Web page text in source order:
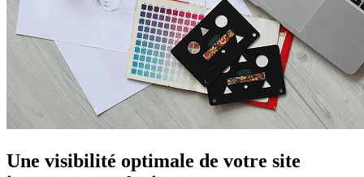
Une visibilité optimale de votre site